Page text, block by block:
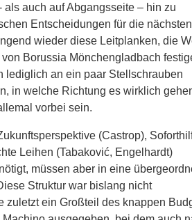
auch auf Abgangsseite – hin zu
Entscheidungen für die nächsten
wieder diese Leitplanken, die
Borussia Mönchengladbach
lediglich an ein paar Stellschrauben
in welche Richtung es wirklich
vorbei sein.​
(Castrop),
Leihen (Tabaković, Engelhardt)
müssen aber in eine
Struktur war bislang nicht
zuletzt ein Großteil des knappen